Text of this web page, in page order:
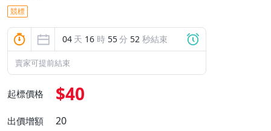
競標
04 天 16 時 55分 51 秒結束
賣家可提前結束
起標價格 $40
出價增額 20